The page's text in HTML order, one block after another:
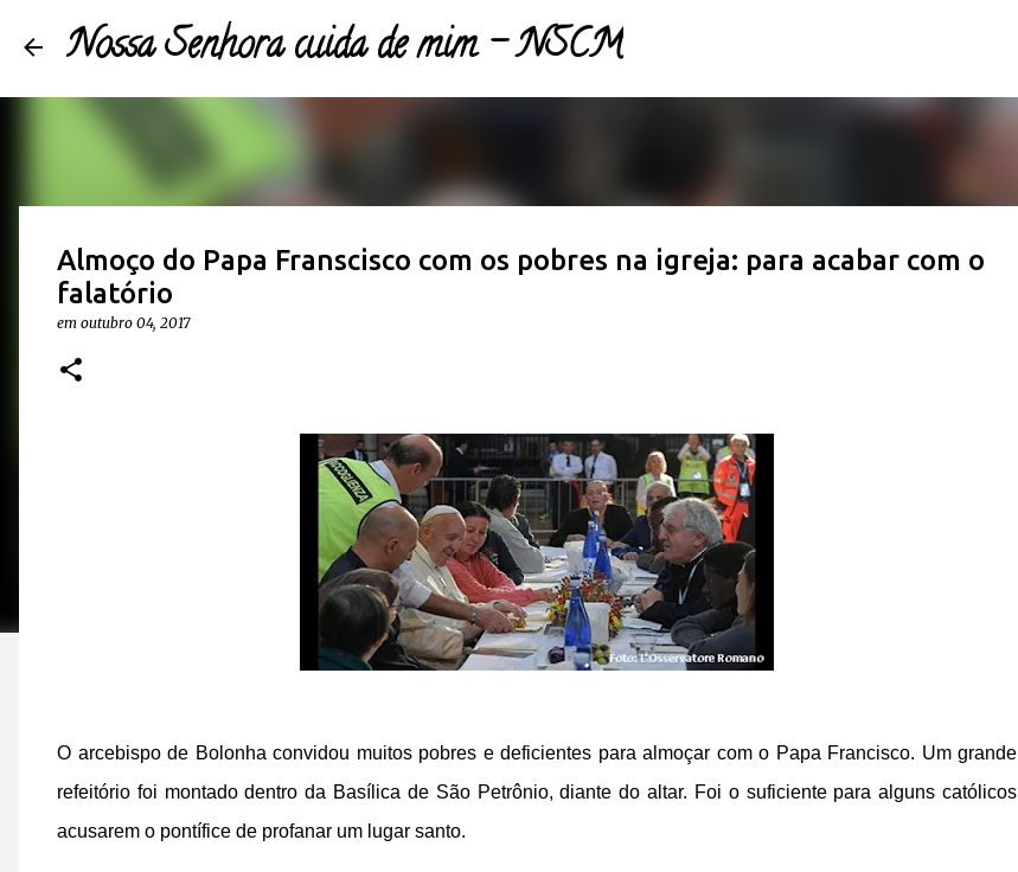
Nossa Senhora cuida de mim - NSCM
Almoço do Papa Franscisco com os pobres na igreja: para acabar com o
falatório
em outubro 04, 2017
O arcebispo de Bolonha convidou muitos pobres e deficientes para almoçar com o Papa Francisco. Um grande
refeitório foi montado dentro da Basílica de São Petrônio, diante do altar. Foi o suficiente para alguns católicos
acusarem o pontífice de profanar um lugar santo.